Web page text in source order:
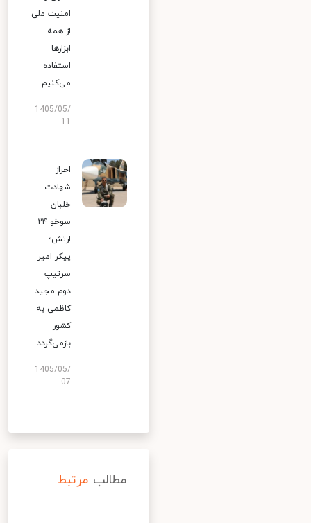
امنیت ملی
از همه
ابزارها
استفاده
می‌کنیم
1405/05/
احراز
شهادت
خلبان
سوخو ۲۴
ارتش؛
پیکر امیر
سرتیپ
دوم مجید
کاظمی به
کشور
بازمی‌گردد
1405/05/
07
مطالب مرتبط